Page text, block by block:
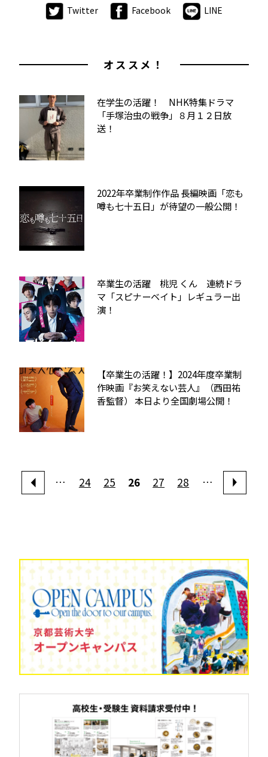
Twitter Facebook LINE
オススメ！
在学生の活躍！ NHK特集ドラマ
「手塚治虫の戦争」８月１２日放
送！
2022年卒業制作作品 長編映画「恋も
噂も七十五日」が待望の一般公開！
卒業生の活躍 桃児 くん 連続ドラ
マ「スピナーベイト」レギュラー出
演！
【卒業生の活躍！】2024年度卒業制
作映画『お笑えない芸人』（西田祐
香監督） 本日より全国劇場公開！
… 24 25 26 27 28 …